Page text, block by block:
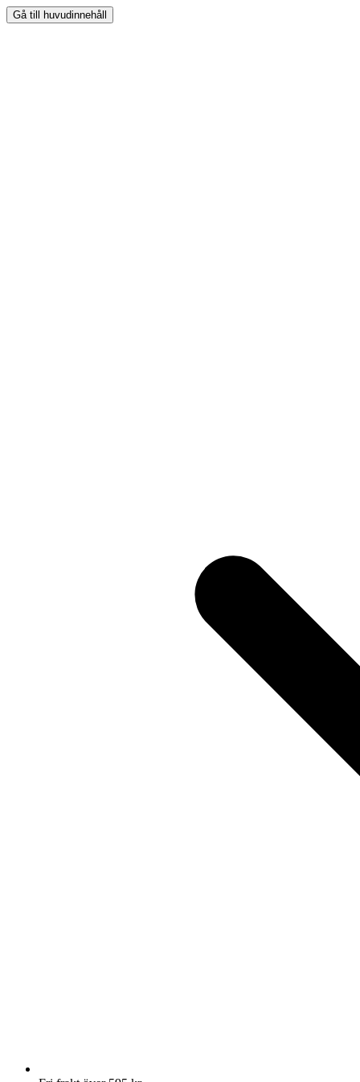
Gå till huvudinnehåll